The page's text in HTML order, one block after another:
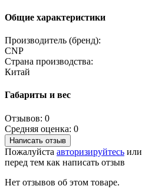
Общие характеристики
Производитель (бренд):
CNP
Страна производства:
Китай
Габариты и вес
Отзывов: 0
Средняя оценка: 0
Написать отзыв
Пожалуйста авторизируйтесь или
перед тем как написать отзыв
Нет отзывов об этом товаре.